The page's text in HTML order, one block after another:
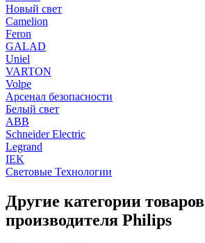
Новый свет
Camelion
Feron
GALAD
Uniel
VARTON
Volpe
Арсенал безопасности
Белый свет
ABB
Schneider Electric
Legrand
IEK
Световые Технологии
Другие категории товаров
производителя Philips